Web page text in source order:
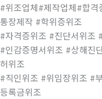
#위조업체#제작업체#합
통장제작 #학위증위조
#자격증위조 #진단서위조
#인감증명서위조 #상해진
허위조
#직인위조 #위임장위조 #
등록금위조